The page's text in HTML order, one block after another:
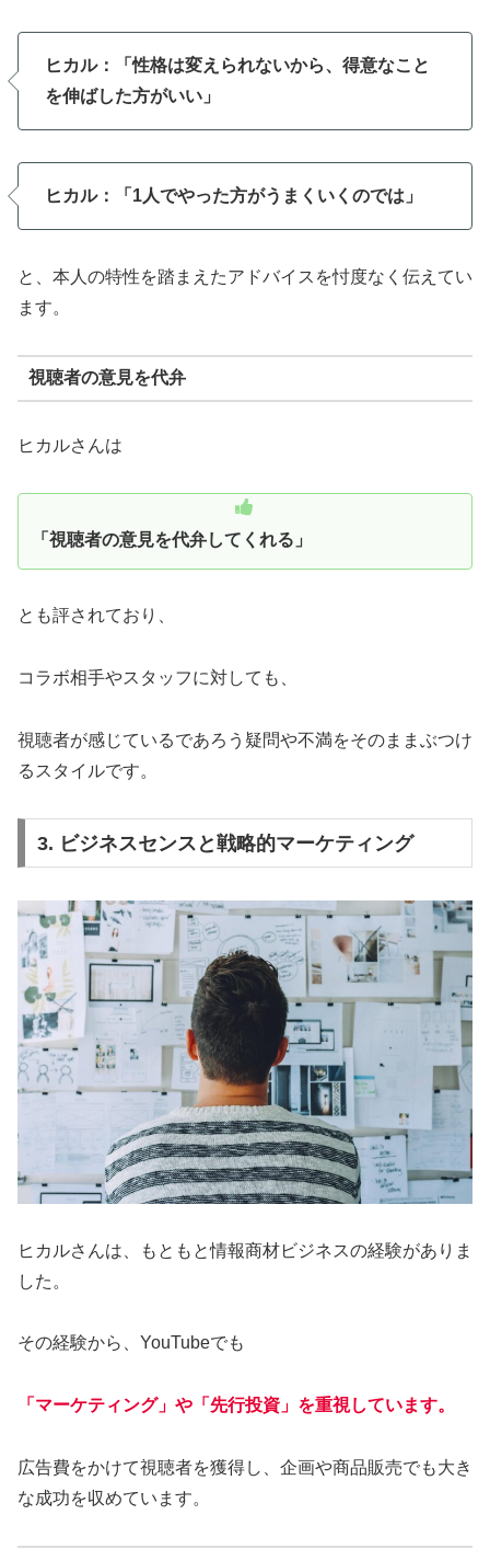
ヒカル：「性格は変えられないから、得意なこと
を伸ばした方がいい」
ヒカル：「1人でやった方がうまくいくのでは」
と、本人の特性を踏まえたアドバイスを忖度なく伝えてい
ます。
視聴者の意見を代弁
ヒカルさんは
「視聴者の意見を代弁してくれる」
とも評されており、
コラボ相手やスタッフに対しても、
視聴者が感じているであろう疑問や不満をそのままぶつけ
るスタイルです。
3. ビジネスセンスと戦略的マーケティング
ヒカルさんは、もともと情報商材ビジネスの経験がありま
した。
その経験から、YouTubeでも
「マーケティング」や「先行投資」を重視しています。
広告費をかけて視聴者を獲得し、企画や商品販売でも大き
な成功を収めています。